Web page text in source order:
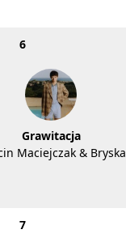
6
Grawitacja
Maciejczak & Bryska
7